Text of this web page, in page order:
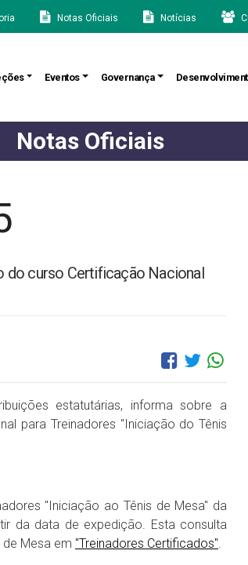
Notas Oficiais Notícias
Eventos Governança
Notas Oficiais
do curso Certificação Nacional
estatutárias, informa sobre a
para Treinadores "Iniciação do Tênis
"Iniciação ao Tênis de Mesa" da
da data de expedição. Esta consulta
Mesa em "Treinadores Certificados".